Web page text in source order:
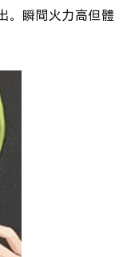
。瞬間火力高但體